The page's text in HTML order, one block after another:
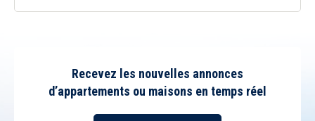
Recevez les nouvelles annonces
d’appartements ou maisons en temps réel